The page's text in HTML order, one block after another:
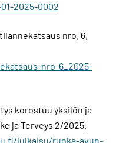
2025-0002
nro. 6.
nro-6_2025-
korostuu yksilön ja
ja Terveys 2/2025.
julkaisu/ruoka-avun-